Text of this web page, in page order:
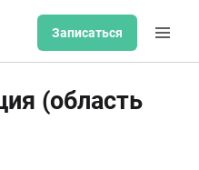
Записаться
(область